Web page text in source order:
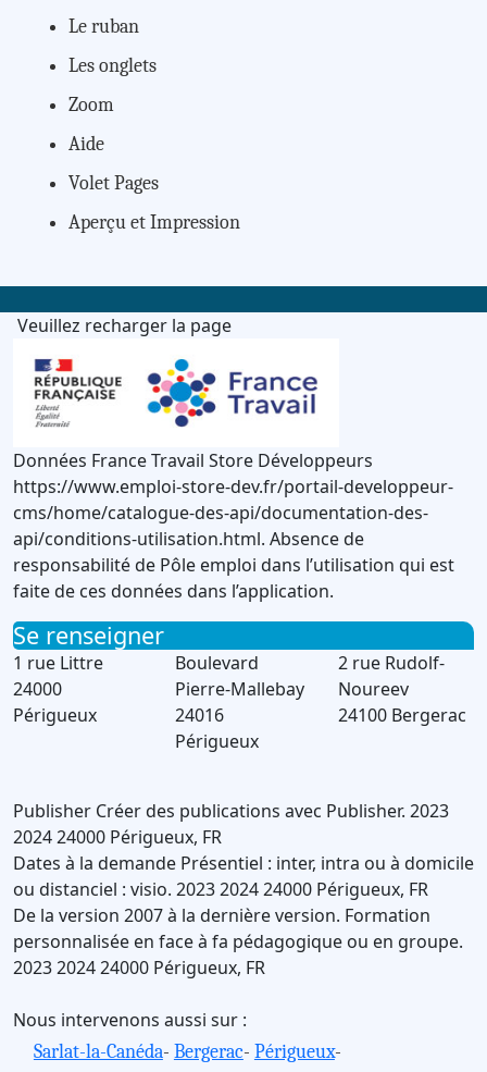
Le ruban
Les onglets
Zoom
Aide
Volet Pages
Aperçu et Impression
Veuillez recharger la page
Données France Travail Store Développeurs
https://www.emploi-store-dev.fr/portail-developpeur-
cms/home/catalogue-des-api/documentation-des-
api/conditions-utilisation.html. Absence de
responsabilité de Pôle emploi dans l’utilisation qui est
faite de ces données dans l’application.
Se renseigner
1 rue Littre
24000
Périgueux
Boulevard
Pierre-Mallebay
24016
Périgueux
2 rue Rudolf-
Noureev
24100 Bergerac
Publisher Créer des publications avec Publisher. 2023
202424000 Périgueux, FR
Dates à la demande Présentiel : inter, intra ou à domicile
ou distanciel : visio. 2023202424000 Périgueux, FR
De la version 2007 à la dernière version. Formation
personnalisée en face à fa pédagogique ou en groupe.
2023202424000 Périgueux, FR
Nous intervenons aussi sur :
Sarlat-la-Canéda- Bergerac- Périgueux-